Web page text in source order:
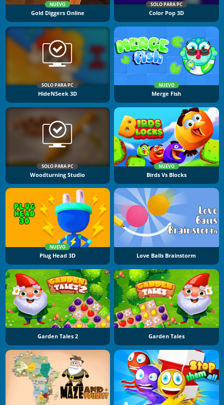
NUEVO
Gold Diggers Online
SOLO PARA PC
Color Pop 3D
SOLO PARA PC
HideNSeek 3D
NUEVO
Merge Fish
SOLO PARA PC
Woodturning Studio
NUEVO
Birds Vs Blocks
NUEVO
Plug Head 3D Love Balls Brainstorm
Garden Tales 2 Garden Tales